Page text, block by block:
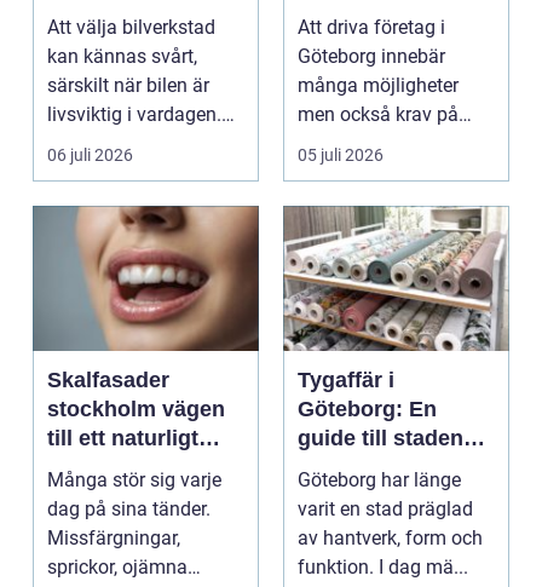
för din bil
Att välja bilverkstad
kan kännas svårt,
särskilt när bilen är
livsviktig i vardagen.
För många biläg...
06 juli 2026
skapar kontroll
Att driva företag i
Göteborg innebär
många möjligheter
men också krav på
ordning i ekonomin.
För må...
05 juli 2026
Skalfasader
stockholm vägen
till ett naturligt
vackert leende
Många stör sig varje
dag på sina tänder.
Missfärgningar,
sprickor, ojämna
Tygaffär i
Göteborg: En
guide till stadens
textila möjligheter
Göteborg har länge
varit en stad präglad
av hantverk, form och
funktion. I dag mä...